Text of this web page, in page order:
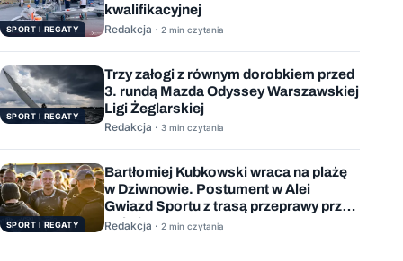
SPORT I REGATY
kwalifikacyjnej
Redakcja · 2 min czytania
SPORT I REGATY
Trzy załogi z równym dorobkiem przed
3. rundą Mazda Odyssey Warszawskiej
Ligi Żeglarskiej
Redakcja · 3 min czytania
SPORT I REGATY
Bartłomiej Kubkowski wraca na plażę
w Dziwnowie. Postument w Alei
Gwiazd Sportu z trasą przeprawy przez
Bałtyk
Redakcja · 2 min czytania